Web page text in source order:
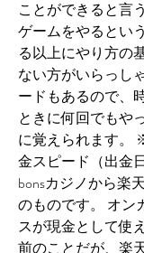
ことができると言
ゲームをやるとい
る以上にやり方の
ない方がいらっし
ードもあるので、
ときに何回でもや
に覚えられます。
金スピード（出金
bonsカジノから楽
のものです。 オン
スが現金として使
前のことだが、楽